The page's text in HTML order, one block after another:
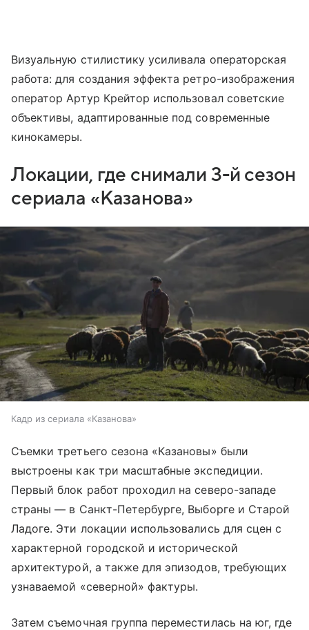
Визуальную стилистику усиливала операторская
работа: для создания эффекта ретро-изображения
оператор Артур Крейтор использовал советские
объективы, адаптированные под современные
кинокамеры.
Локации, где снимали 3-й сезон
сериала «Казанова»
Кадр из сериала «Казанова»
Съемки третьего сезона «Казановы» были
выстроены как три масштабные экспедиции.
Первый блок работ проходил на северо-западе
страны — в Санкт-Петербурге, Выборге и Старой
Ладоге. Эти локации использовались для сцен с
характерной городской и исторической
архитектурой, а также для эпизодов, требующих
узнаваемой «северной» фактуры.
Затем съемочная группа переместилась на юг, где